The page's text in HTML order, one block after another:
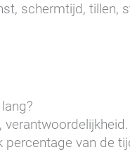
schermtijd, tillen,
van de